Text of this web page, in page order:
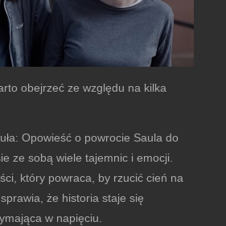
obejrzeć ze względu na kilka
Opowieść o powrocie Saula do
ze sobą wiele tajemnic i emocji.
który powraca, by rzucić cień na
że historia staje się
w napięciu.